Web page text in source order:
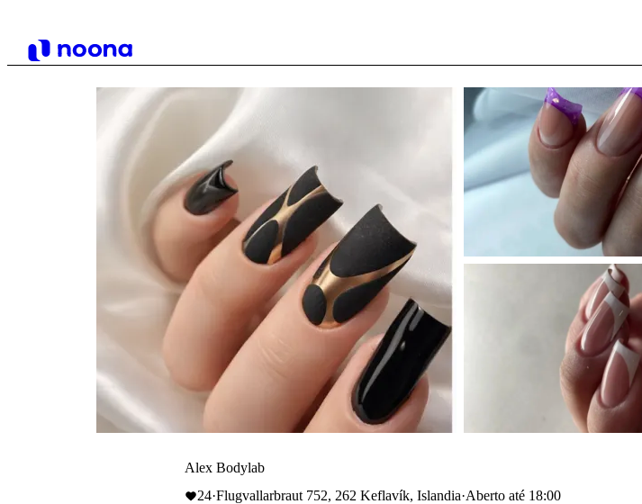
Alex Bodylab
24·Flugvallarbraut 752, 262 Keflavík, Islandia·Aberto até 18:00